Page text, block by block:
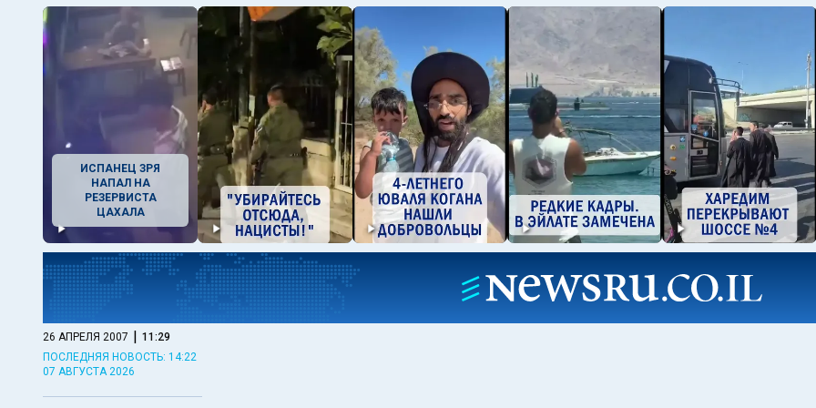
ИСПАНЕЦ ЗРЯ
НАПАЛ НА
РЕЗЕРВИСТА
ЦАХАЛА
26 АПРЕЛЯ 2007 | 11:29
ПОСЛЕДНЯЯ НОВОСТЬ: 14:22
07 АВГУСТА 2026